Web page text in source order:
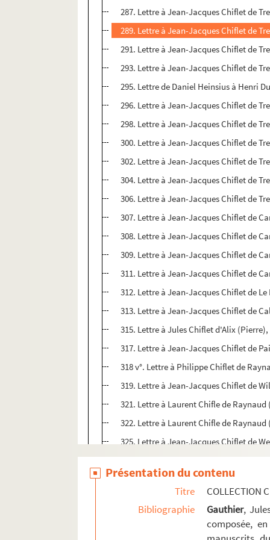
287. Lettre à Jean-Jacques Chiflet de
289. Lettre à Jean-Jacques Chiflet de
291. Lettre à Jean-Jacques Chiflet de
293. Lettre à Jean-Jacques Chiflet de
295. Lettre de Daniel Heinsius à Henri
296. Lettre à Jean-Jacques Chiflet de
298. Lettre à Jean-Jacques Chiflet de
300. Lettre à Jean-Jacques Chiflet de
302. Lettre à Jean-Jacques Chiflet de
304. Lettre à Jean-Jacques Chiflet de
306. Lettre à Jean-Jacques Chiflet de
307. Lettre à Jean-Jacques Chiflet de
308. Lettre à Jean-Jacques Chiflet de
309. Lettre à Jean-Jacques Chiflet de
311. Lettre à Jean-Jacques Chiflet de
312. Lettre à Jean-Jacques Chiflet de
313. Lettre à Jean-Jacques Chiflet de
315. Lettre à Jules Chiflet d'Alix
317. Lettre à Jean-Jacques Chiflet de
318 v°. Lettre à Philippe Chiflet de
319. Lettre à Jean-Jacques Chiflet de
321. Lettre à Laurent Chifle de
322. Lettre à Laurent Chifle de
325. Lettre à Jean-Jacques Chiflet de
332. Lettre à Philippe Chiflet de
333 v°. Lettre à Jules Chiflet de Sainte-
334. Lettre à Jules Chiflet de Hozier
335. Lettre à Jules Chiflet de Sainte-
336. Lettre à Jules Chiflet de Le
Présentation du contenu
Titre
COLLECTION
Bibliographie
Gauthier,
composée,